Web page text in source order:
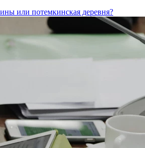
или потемкинская деревня?